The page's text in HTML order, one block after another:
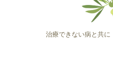
治療できない病と共